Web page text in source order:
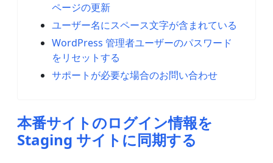
ページの更新
ユーザー名にスペース文字が含まれている
WordPress 管理者ユーザーのパスワード
をリセットする
サポートが必要な場合のお問い合わせ
本番サイトのログイン情報を
Staging サイトに同期する